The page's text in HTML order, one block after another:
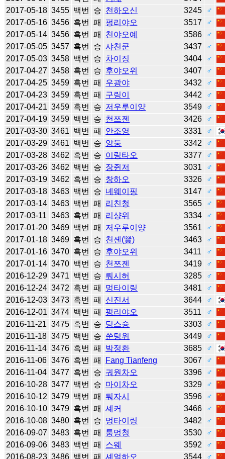
2017-05-18 3455 백번 승 천하오신 3245
♂
2017-05-16 3456 흑번 패 펑리야오 3517
♂
2017-05-14 3456 흑번 패 천야오예 3586
♂
2017-05-05 3457 흑번 승 샤천쿤 3437
♂
2017-05-03 3458 백번 승 차이징 3404
♂
2017-04-27 3458 흑번 승 후야오위 3407
♂
2017-04-25 3459 흑번 패 우광야 3432
♂
2017-04-23 3459 흑번 패 구링이 3442
♂
2017-04-21 3459 흑번 승 저우루이양 3549
♂
2017-04-19 3459 백번 승 천쯔젠 3426
♂
2017-03-30 3461 백번 패 안조영 3331
♂
2017-03-29 3461 백번 승 양둥 3342
♂
2017-03-28 3462 흑번 승 이링타오 3377
♂
2017-03-26 3462 백번 승 장쥔저 3031
♂
2017-03-19 3462 흑번 승 창하오 3326
♂
2017-03-18 3463 백번 승 녜웨이핑 3147
♂
2017-03-14 3463 백번 패 리친청 3565
♂
2017-03-11 3463 흑번 패 리샹위 3334
♂
2017-01-20 3469 백번 패 저우루이양 3561
♂
2017-01-18 3469 흑번 승 천셴(賢) 3463
♂
2017-01-16 3470 흑번 승 후야오위 3411
♂
2017-01-14 3470 백번 승 천쯔젠 3419
♂
2016-12-29 3471 백번 승 뤄시허 3285
♂
2016-12-24 3472 흑번 패 멍타이링 3481
♂
2016-12-03 3473 흑번 패 신진서 3644
♂
2016-12-01 3474 백번 패 펑리야오 3511
♂
2016-11-21 3475 흑번 승 딩스슝 3303
♂
2016-11-18 3475 백번 승 쑨텅위 3449
♂
2016-11-14 3476 흑번 패 박정환 3685
♂
2016-11-06 3476 흑번 패 Fang Tianfeng 3067
♂
2016-11-04 3477 흑번 승 궈원차오 3396
♂
2016-10-28 3477 백번 승 마이차오 3329
♂
2016-10-12 3479 백번 패 퉈자시 3596
♂
2016-10-10 3479 흑번 패 셰커 3466
♂
2016-10-08 3480 흑번 승 멍타이링 3482
♂
2016-09-07 3483 흑번 패 퉁멍청 3530
♂
2016-09-06 3483 백번 패 스웨 3592
♂
2016-08-23 3486 백번 패 셰얼하오 3544
♂